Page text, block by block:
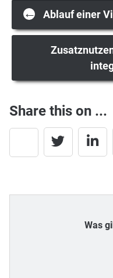
Post
← Ablauf einer
Share this on ...
Was